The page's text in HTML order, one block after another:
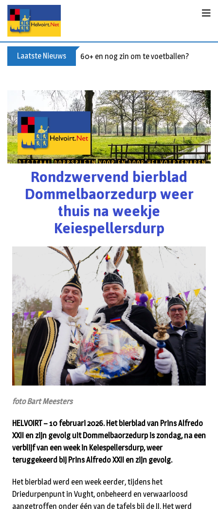
Laatste Nieuws Buxusplanten in brand in Biezenmortel,
Rondzwervend bierblad
Dommelbaorzedurp weer
thuis na weekje
Keiespellersdurp
foto Bart Meesters
HELVOIRT – 10 februari 2026. Het bierblad van Prins Alfredo
XXII en zijn gevolg uit Dommelbaorzedurp is zondag, na een
verblijf van een week in Keiespellersdurp, weer
teruggekeerd bij Prins Alfredo XXII en zijn gevolg.
Het bierblad werd een week eerder, tijdens het
Driedurpenpunt in Vught, onbeheerd en verwaarloosd
aangetroffen onder één van de tafels bij de JJ. Het werd